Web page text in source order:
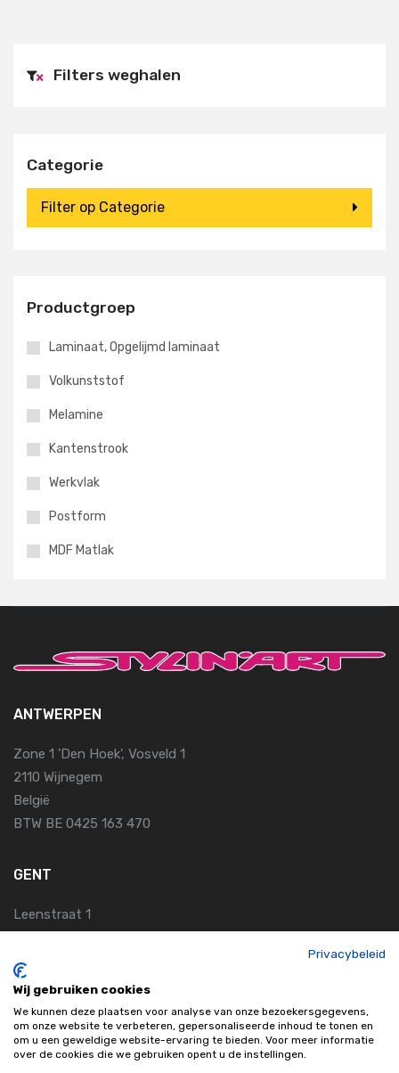
× Filters weghalen
Categorie
Filter op Categorie
Productgroep
Laminaat, Opgelijmd laminaat
Volkunststof
Melamine
Kantenstrook
Werkvlak
Postform
MDF Matlak
ANTWERPEN
Zone 1 'Den Hoek', Vosveld 1
2110 Wijnegem
België
BTW BE 0425 163 470
GENT
Leenstraat 1
België
KLANTENDIENST
Algemene Voorwaarden
Privacybeleid
Wij gebruiken cookies
We kunnen deze plaatsen voor analyse van onze bezoekersgegevens,
om onze website te verbeteren, gepersonaliseerde inhoud te tonen en
om u een geweldige website-ervaring te bieden. Voor meer informatie
over de cookies die we gebruiken opent u de instellingen.